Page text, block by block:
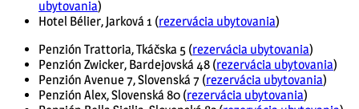
ubytovania)
Hotel Bélier, Jarková 1 (rezervácia ubytovania)
Penzión Trattoria, Tkáčska 5 (rezervácia ubytovania)
Penzión Zwicker, Bardejovská 48 (rezervácia ubytovania)
Penzión Avenue 7, Slovenská 7 (rezervácia ubytovania)
Penzión Alex, Slovenská 80 (rezervácia ubytovania)